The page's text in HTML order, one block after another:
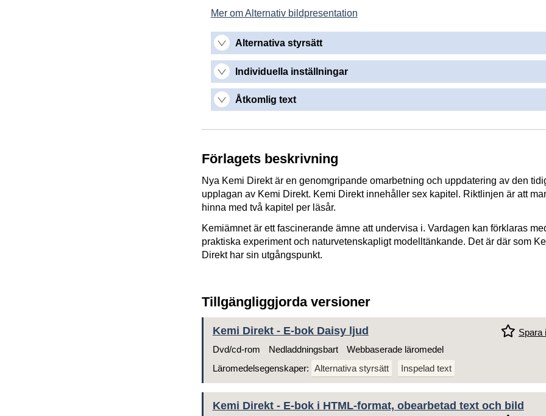
Mer om Alternativ bildpresentation
Alternativa styrsätt
Individuella inställningar
Åtkomlig text
Förlagets beskrivning
Nya Kemi Direkt är en genomgripande omarbetning och uppdatering av den
upplagan av Kemi Direkt. Kemi Direkt innehåller sex kapitel. Riktlinjen är att
hinna med två kapitel per läsår.
Kemiämnet är ett fascinerande ämne att undervisa i. Vardagen kan förklaras
praktiska experiment och naturvetenskapligt modelltänkande. Det är där som
Direkt har sin utgångspunkt.
Tillgängliggjorda versioner
Kemi Direkt - E-bok Daisy ljud
Spara
Dvd/cd-rom
Nedladdningsbart
Webbaserade läromedel
Läromedelsegenskaper: Alternativa styrsätt Inspelad text
Kemi Direkt - E-bok i HTML-format, obearbetad text och bild